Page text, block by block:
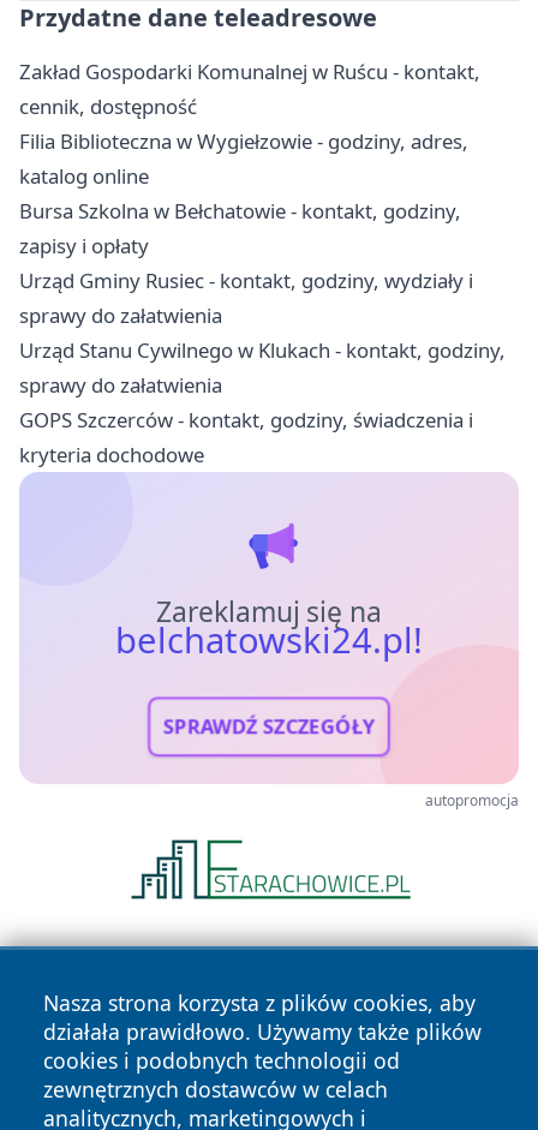
Przydatne dane teleadresowe
Zakład Gospodarki Komunalnej w Ruścu - kontakt,
cennik, dostępność
Filia Biblioteczna w Wygiełzowie - godziny, adres,
katalog online
Bursa Szkolna w Bełchatowie - kontakt, godziny,
zapisy i opłaty
Urząd Gminy Rusiec - kontakt, godziny, wydziały i
sprawy do załatwienia
Urząd Stanu Cywilnego w Klukach - kontakt, godziny,
sprawy do załatwienia
GOPS Szczerców - kontakt, godziny, świadczenia i
kryteria dochodowe
Zareklamuj się na
belchatowski24.pl!
SPRAWDŹ SZCZEGÓŁY
autopromocja
Nasza strona korzysta z plików cookies, aby
działała prawidłowo. Używamy także plików
cookies i podobnych technologii od
zewnętrznych dostawców w celach
analitycznych, marketingowych i
Copyright © 2026 belchatowski24.pl Wszystkie prawa
zastrzeżone.